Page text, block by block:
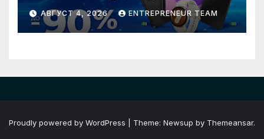
устройства от Vivacom
през август
АВГУСТ 4, 2026 ENTREPRENEUR TEAM
Proudly powered by WordPress Theme: Newsup by Themeansar.